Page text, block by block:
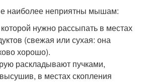
наиболее неприятны мышам:
нужно рассыпать в местах
(свежая или сухая: она
хорошо).
раскладывают пучками,
в местах скопления